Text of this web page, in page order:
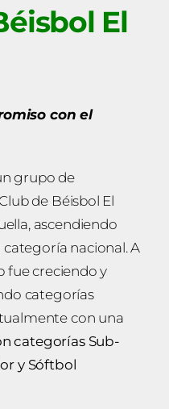
El
con el
grupo de
de Béisbol El
ascendiendo
nacional. A
fue creciendo y
categorías
con una
categorías Sub-
y Sóftbol